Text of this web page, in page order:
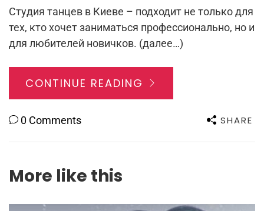
Студия танцев в Киеве – подходит не только для
тех, кто хочет заниматься профессионально, но и
для любителей новичков. (далее…)
CONTINUE READING
0 Comments SHARE
More like this